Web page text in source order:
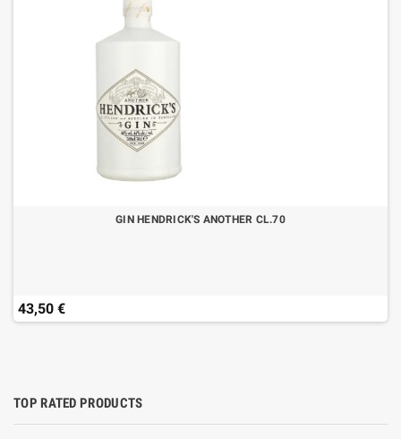
GIN HENDRICK'S ANOTHER CL.70
43,50 €
TOP RATED PRODUCTS